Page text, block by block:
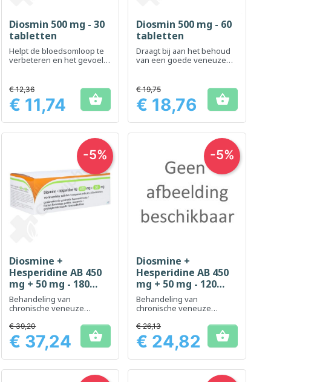
Snel bekijken
Diosmin 500 mg - 30
tabletten
Helpt de bloedsomloop te
verbeteren en het gevoel
Prijs
€ 12,36
€ 11,74 
Snel bekijken
Diosmin 500 mg - 60
tabletten
Draagt ​​bij aan het behoud
van een goede veneuze
Prijs
€ 19,75
€ 18,76 
Snel bekijken
Diosmine +
Hesperidine AB 450
mg + 50 mg - 180
tabletten
Behandeling van
chronische veneuze
benen en acute aambeien
Prijs
€ 39,20
€ 37,24 
-5%
Snel bekijken
Diosmine +
Hesperidine AB 450
mg + 50 mg - 120
tabletten
Behandeling van
chronische veneuze
benen en acute aambeien
Prijs
€ 26,13
€ 24,82 
-5%